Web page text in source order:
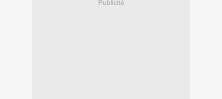
Publicité